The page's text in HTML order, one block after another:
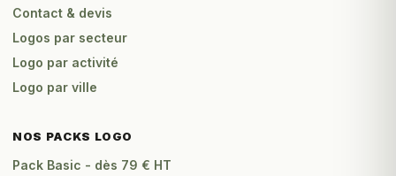
Contact & devis
Logos par secteur
Logo par activité
Logo par ville
NOS PACKS LOGO
Pack Basic - dès 79 € HT